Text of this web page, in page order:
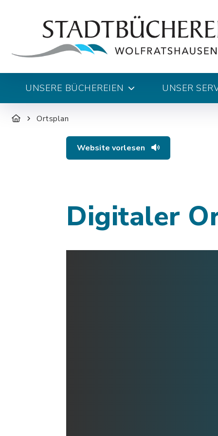
UNSERE BÜCHEREIEN UNSER
Ortsplan
Website vorlesen
Digitaler